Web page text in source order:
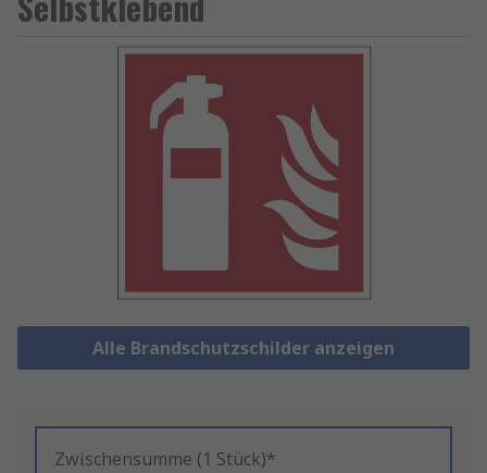
Alle Brandschutzschilder anzeigen
Zwischensumme (1 Stück)*